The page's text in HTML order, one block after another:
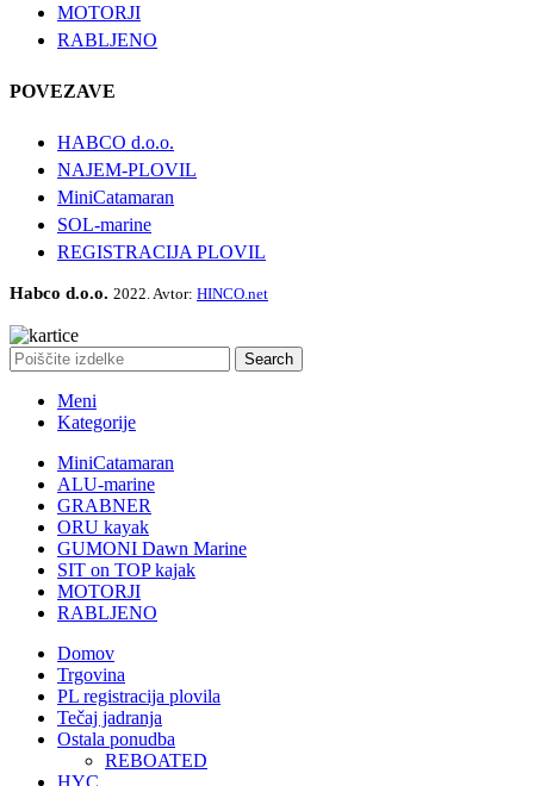
MOTORJI
RABLJENO
POVEZAVE
HABCO d.o.o.
NAJEM-PLOVIL
MiniCatamaran
SOL-marine
REGISTRACIJA PLOVIL
Habco d.o.o. 2022. Avtor: HINCO.net
Search
Meni
Kategorije
MiniCatamaran
ALU-marine
GRABNER
ORU kayak
GUMONI Dawn Marine
SIT on TOP kajak
MOTORJI
RABLJENO
Domov
Trgovina
PL registracija plovila
Tečaj jadranja
Ostala ponudba
REBOATED